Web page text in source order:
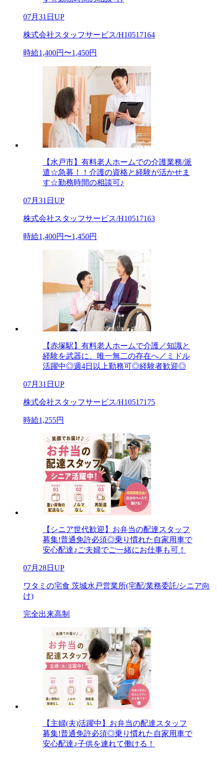
07月31日UP
株式会社スタッフサービス/H10517164
時給1,400円〜1,450円
【水戸市】有料老人ホームでの介護業務/派
遣☆急募！！介護の資格と経験が活かせま
す☆勤務時間の相談可♪
07月31日UP
株式会社スタッフサービス/H10517163
時給1,400円〜1,450円
【赤塚駅】有料老人ホームで介護／知識と
経験を武器に、唯一無二の存在へ／ミドル
活躍中◎週4日以上勤務可◎経験者歓迎◎
07月31日UP
株式会社スタッフサービス/H10517175
時給1,255円
【シニア世代歓迎】お弁当の配達スタッフ
募集!普通免許必須◎乗り慣れた自家用車で
安心配達♪ご夫婦でご一緒にお仕事も可！
07月28日UP
ワタミの宅食 茨城水戸営業所(宅配/業務委託/シニア向
け)
完全出来高制
【主婦(夫)活躍中】お弁当の配達スタッフ
募集!普通免許必須◎乗り慣れた自家用車で
安心配達♪子供を連れて働ける！